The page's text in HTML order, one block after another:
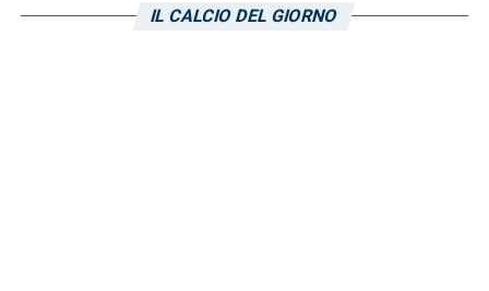
IL CALCIO DEL GIORNO